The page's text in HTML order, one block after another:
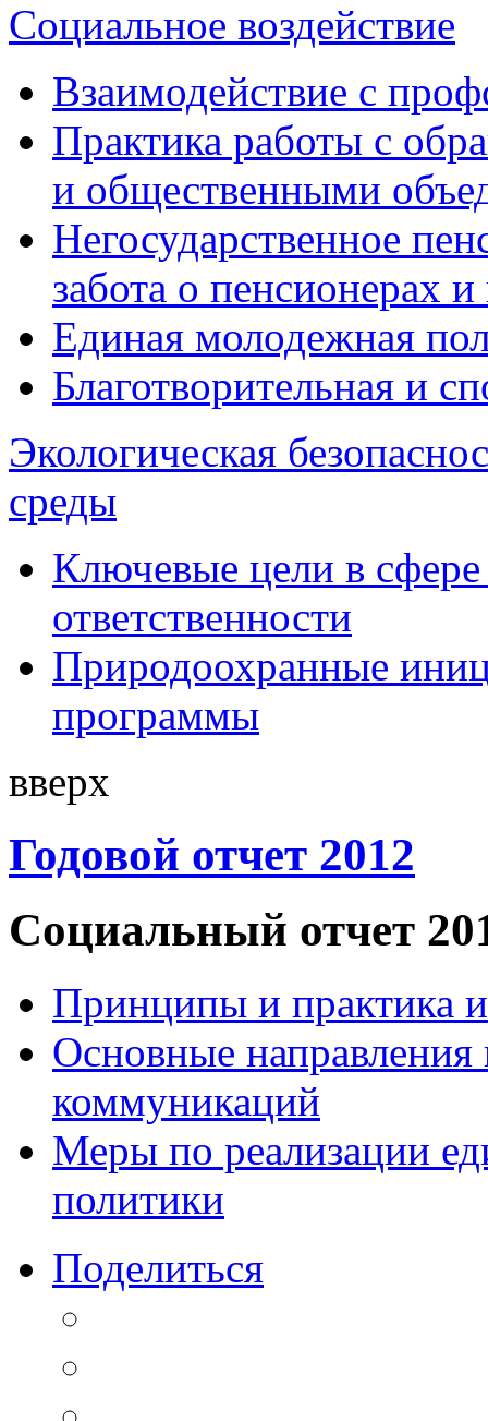
Социальное воздействие
Взаимодействие с
Практика работы с
и общественными
Негосударственное
забота о пенсионерах и
Единая молодежная
Благотворительная и
Экологическая
среды
Ключевые цели в сфере
ответственности
Природоохранные
программы
вверх
Годовой отчет 2012
Социальный отчет
Принципы и практика
Основные
коммуникаций
Меры по реализации
политики
Поделиться